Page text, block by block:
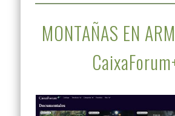
MONTAÑAS EN